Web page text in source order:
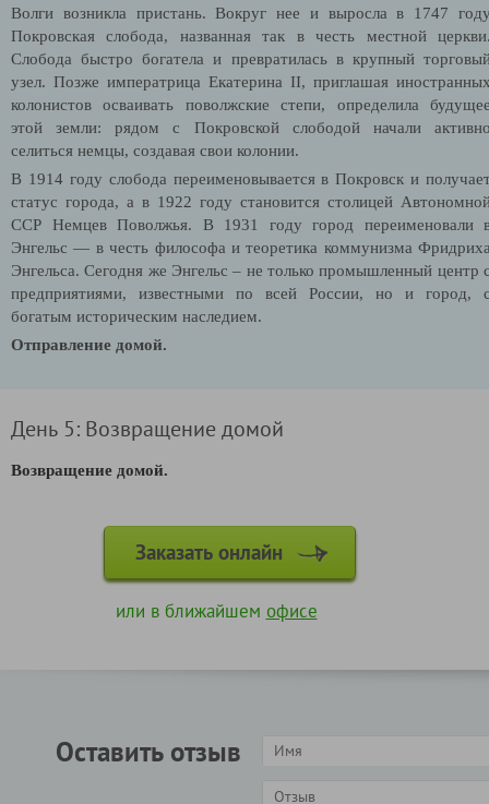
Волги возникла пристань. Вокруг нее и выросла в 1747
Покровская слобода, названная так в честь местной
Слобода быстро богатела и превратилась в крупный
узел. Позже императрица Екатерина II, приглашая
колонистов осваивать поволжские степи, определила
этой земли: рядом с Покровской слободой начали
селиться немцы, создавая свои колонии.
В 1914 году слобода переименовывается в Покровск и
статус города, а в 1922 году становится столицей
ССР Немцев Поволжья. В 1931 году город переименовали
Энгельс — в честь философа и теоретика коммунизма
Энгельса.Сегодня же Энгельс – не только промышленный центр
предприятиями, известными по всей России, но и город,
богатым историческим наследием.
Отправление домой.
День 5: Возвращение домой
Возвращение домой.
Заказать онлайн
или в ближайшем офисе
Оставить отзыв